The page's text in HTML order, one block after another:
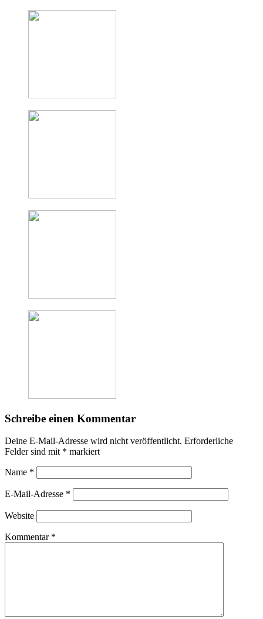
Schreibe einen Kommentar
Deine E-Mail-Adresse wird nicht veröffentlicht. Erforderliche
Felder sind mit * markiert
Name *
E-Mail-Adresse *
Website
Kommentar *